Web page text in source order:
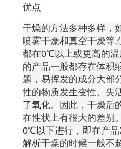
优点
干燥的方法多种多样，
喷雾干燥和真空干燥等,
都在0℃以上或更高的
的产品一般都存在体积
题，易挥发的成分大部
性的物质发生变性、失
了氧化。因此，干燥后
在性状上有很大的差别
0℃以下进行，即在产品
解析干燥的时候一般不